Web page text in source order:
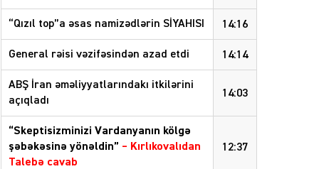
14:16
“Qızıl top”a əsas namizədlərin SİYAHISI
14:14
General rəisi vəzifəsindən azad etdi
14:03
ABŞ İran əməliyyatlarındakı itkilərini
açıqladı
12:37
“Skeptisizminizi Vardanyanın kölgə
şəbəkəsinə yönəldin” – Kırlıkovalıdan
Talebə cavab